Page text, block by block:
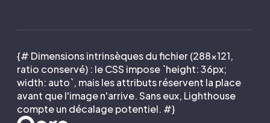
{# Dimensions intrinsèques du fichier (288×121,
ratio conservé) : le CSS impose `height: 36px;
width: auto`, mais les attributs réservent la place
avant que l'image n'arrive. Sans eux, Lighthouse
compte un décalage potentiel. #}